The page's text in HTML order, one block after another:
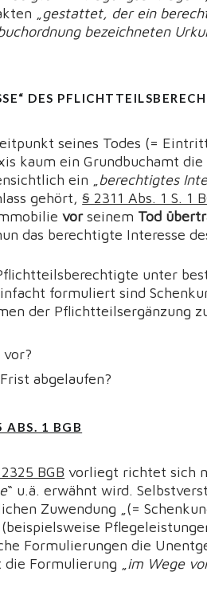
„ gestattet, der ein
bezeichneten
DES
seines Todes (=
kaum ein Grundbuchamt
ein „ berechtigtes
gehört,§ 2311 Abs. 1 S. 1
vorseinem Tod
das berechtigte Interesse
unter
formuliert sind
der Pflichtteilsergänzung
vor?
abgelaufen?
ABS. 1 BGB
BGB vorliegt richtet sich
“ u.ä. erwähnt wird.
Zuwendung „(=
Formulierungen die
Formulierung „ im Wege